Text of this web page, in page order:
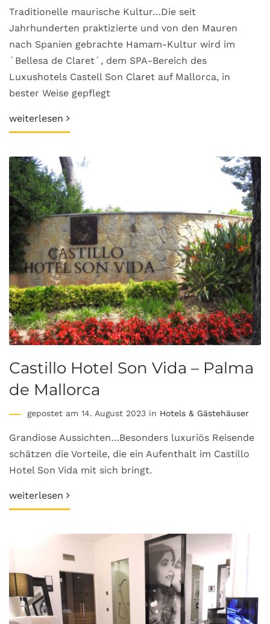
Traditionelle maurische Kultur…Die seit
Jahrhunderten praktizierte und von den Mauren
nach Spanien gebrachte Hamam-Kultur wird im
´Bellesa de Claret´, dem SPA-Bereich des
Luxushotels Castell Son Claret auf Mallorca, in
bester Weise gepflegt
weiterlesen
Castillo Hotel Son Vida – Palma
de Mallorca
gepostet am 14. August 2023 in Hotels & Gästehäuser
Grandiose Aussichten…Besonders luxuriös Reisende
schätzen die Vorteile, die ein Aufenthalt im Castillo
Hotel Son Vida mit sich bringt.
weiterlesen